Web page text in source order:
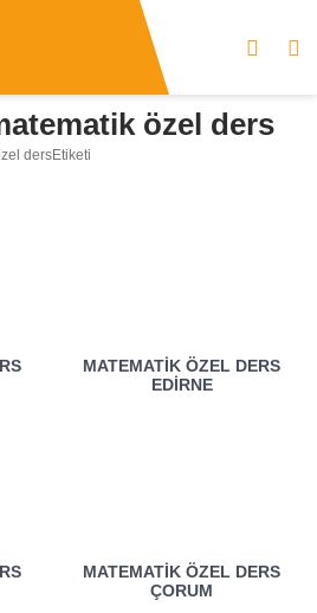
özel ders
dersEtiketi
MATEMATIK ÖZEL DERS
EDIRNE
MATEMATIK ÖZEL DERS
ÇORUM